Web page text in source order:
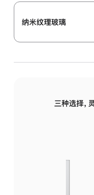
纳米纹理玻璃
三种选择，